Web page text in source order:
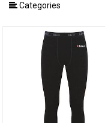
Categories